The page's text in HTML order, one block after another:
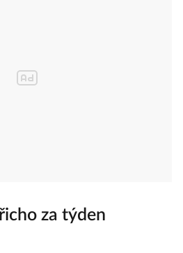
za týden